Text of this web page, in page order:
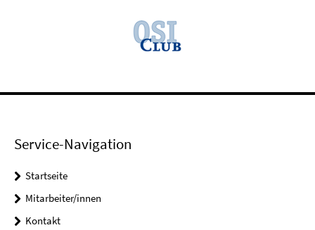
Service-Navigation
Startseite
Mitarbeiter/innen
Kontakt